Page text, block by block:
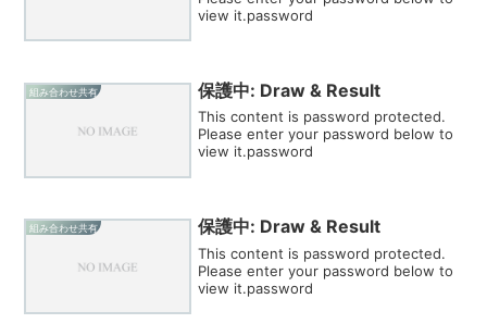
view it.password
組み合わせ共有 保護中: Draw & Result
This content is password protected.
Please enter your password below to
view it.password
組み合わせ共有 保護中: Draw & Result
This content is password protected.
Please enter your password below to
view it.password